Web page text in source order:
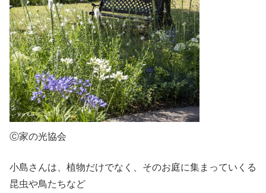
Ⓒ家の光協会
小島さんは、植物だけでなく、そのお庭に集まっていくる
昆虫や鳥たちなど